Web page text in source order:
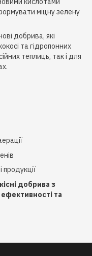
міцну зелену
добрива, які
та гідропонних
теплиць, так і для
добрива з
та